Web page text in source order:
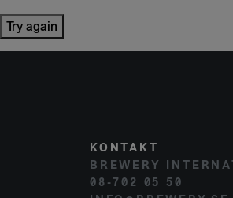
Try again
KONTAKT
BREWERY
08-702 05 50